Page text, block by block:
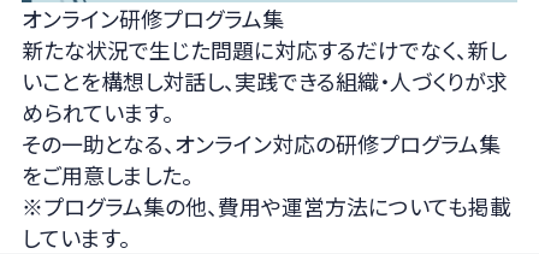
オンライン研修プログラム集
新たな状況で生じた問題に対応するだけでなく、新し
いことを構想し対話し、実践できる組織・人づくりが求
められています。
その一助となる、オンライン対応の研修プログラム集
をご用意しました。
※プログラム集の他、費用や運営方法についても掲載
しています。